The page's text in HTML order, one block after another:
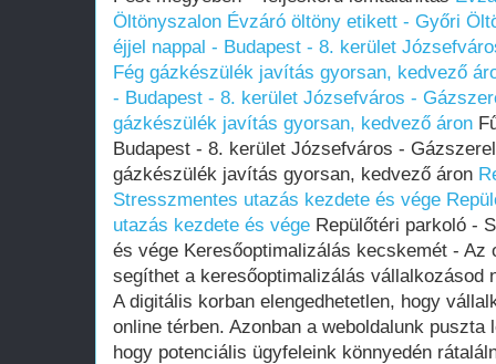
Öltönyszalon Évzáró öltöny etikett - Győri
éjjel nappal - Budapest - 8. kerület
Fég gázkészülék javítás gyorsan, kedvező
- Budapest - 8. kerület Józsefváros -
gázkészülék javítás gyorsan, kedvező áron
Budapest - 8. kerület Józsefváros -
gázkészülék javítás gyorsan, kedvező áron
Stresszmentes utazás kezdete és vége
utazás kezdete és vége Repülőtéri parkoló -
és vége Keresőoptimalizálás kecskemét - Az
segíthet a keresőoptimalizálás vállalkozásod
A digitális korban elengedhetetlen, hogy
online térben. Azonban a weboldalunk puszta
hogy potenciális ügyfeleink könnyedén